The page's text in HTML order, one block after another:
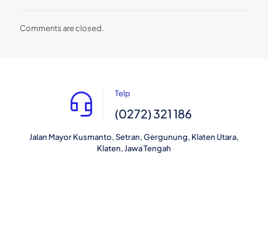
Comments are closed.
Telp
(0272) 321 186
Jalan Mayor Kusmanto, Setran, Gergunung, Klaten Utara,
Klaten, Jawa Tengah